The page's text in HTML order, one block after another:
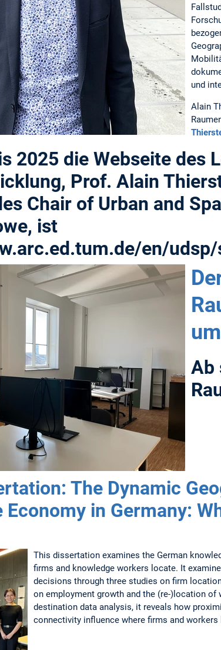
und
Alain
2025 die Webseite des
Prof. Alain
Chair of Urban and
ist
en/
Ab
The Dynamic
Economy in Germany:
This dissertation examines the German
firms and knowledge workers locate. It
decisions through three studies on firm
on employment growth and the (re-)location of
destination data analysis, it reveals how
connectivity influence where firms and